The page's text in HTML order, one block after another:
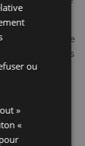
un apéritif de
en vacances
cuisine
plats
intolérances
ou
»
«